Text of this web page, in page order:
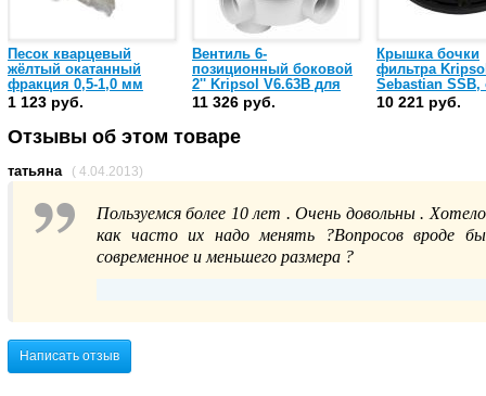
Песок кварцевый
жёлтый окатанный
фракция 0,5-1,0 мм
(мешок 25 кг)
1 123 руб.
Вентиль 6-
позиционный боковой
2'' Kripsol V6.63В для
фильтров Balear BL,
San Sebastian SSB
11 326 руб.
Крышка бочки
фильтра
Sebastian SSB,
прокладкой
010A/
10 221 руб.
Отзывы об этом товаре
татьяна ( 4.04.2013)
Пользуемся более 10 лет . Очень довольны .
как часто их надо менять ?Вопросов вроде
современное и меньшего размера ?
Если фильтр не течет, то менять его не
Написать отзыв